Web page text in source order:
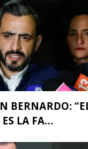
BERNARDO:
LA FA...